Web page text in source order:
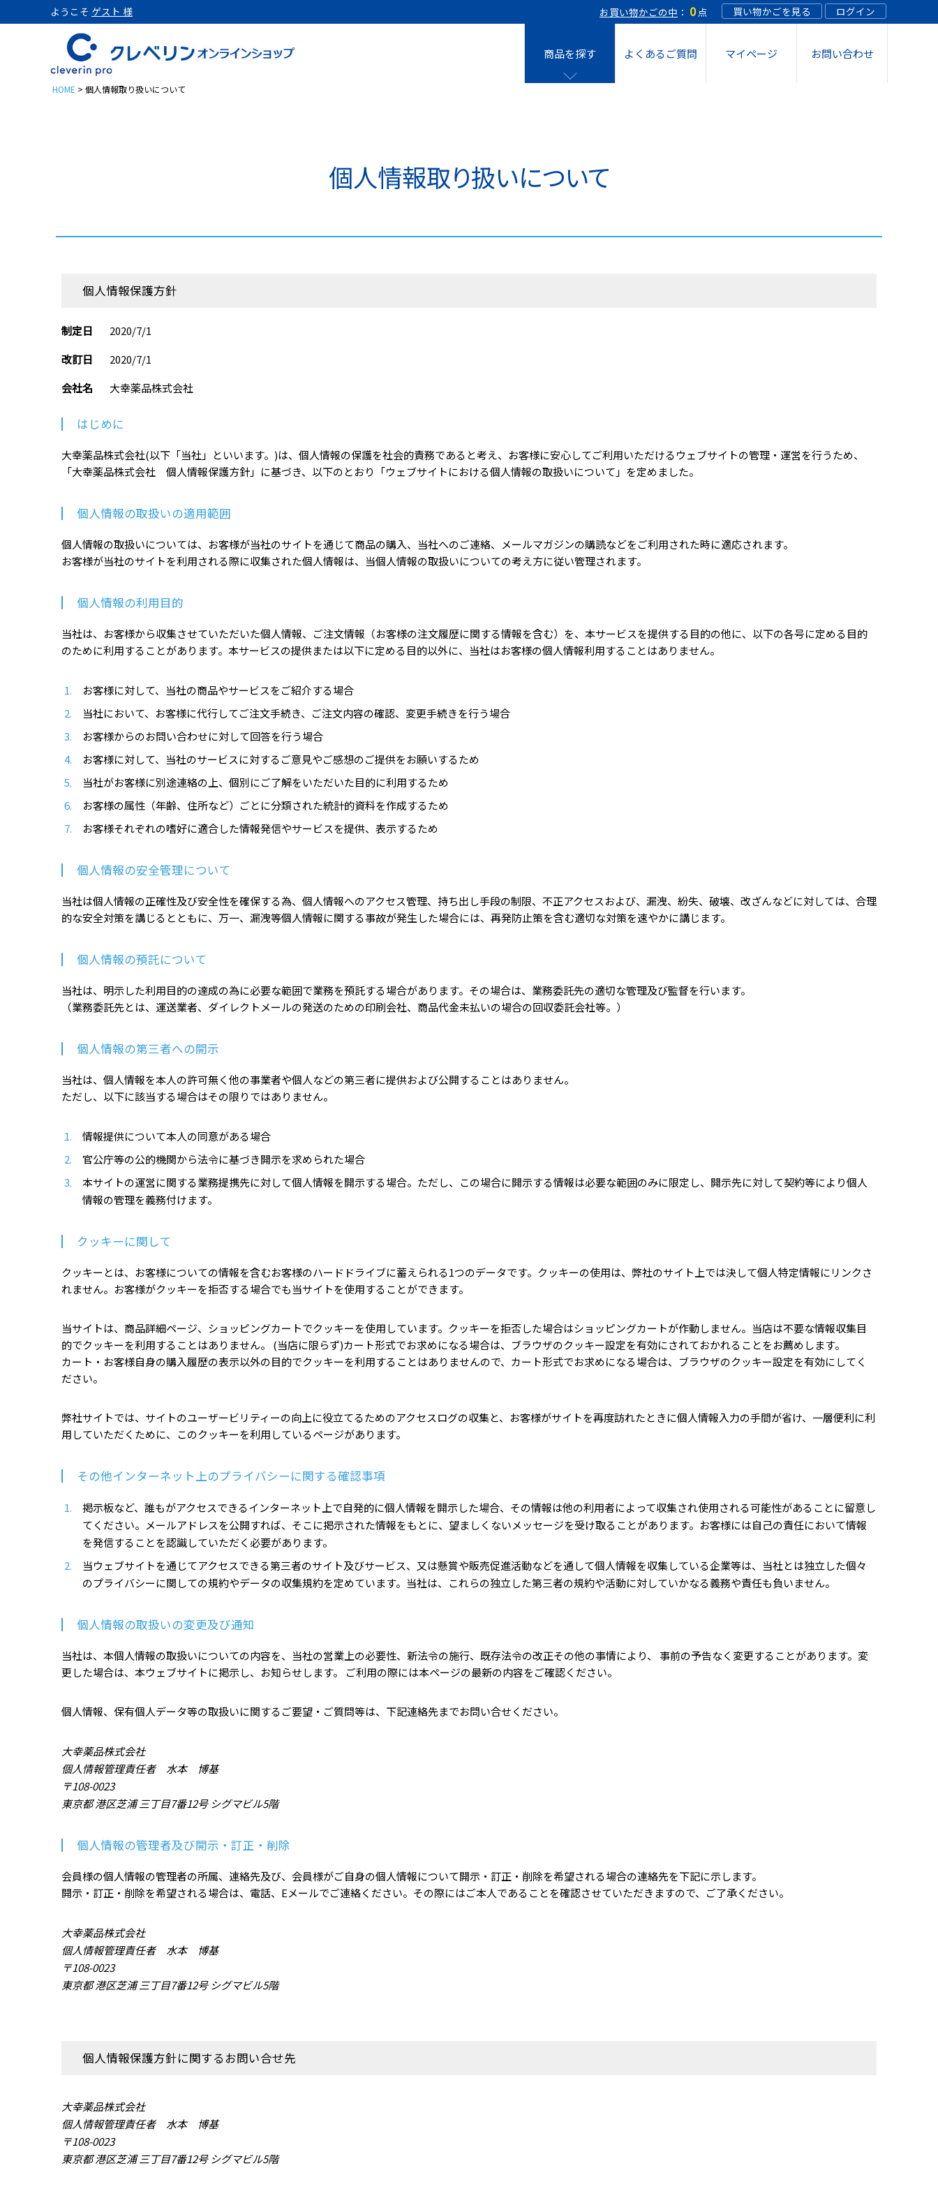
ようこそ ゲスト 様 お買い物かごの中 ： 0 点 買い物かごを見る ログイン
商品を探す
クレベリンpro 置き型 10㎡用 40個
クレベリンpro 置き型 20㎡用 8個
クレベリンpro 置き型 20㎡用 10個
クレベリンpro スプレー 18個
クレベリンpro 希釈溶液 10個
よくあるご質問 マイページ お問い合わせ
HOME 個人情報取り扱いについて
個人情報取り扱いについて
個人情報保護方針
制定日
2020/7/1
改訂日
2020/7/1
会社名
大幸薬品株式会社
はじめに
大幸薬品株式会社(以下「当社」といいます。)は、個人情報の保護を社会的責務であると考え、お客様に安心してご利用いただけるウェブサイトの管理・運営を行うため、
「大幸薬品株式会社 個人情報保護方針」に基づき、以下のとおり「ウェブサイトにおける個人情報の取扱いについて」を定めました。
個人情報の取扱いの適用範囲
個人情報の取扱いについては、お客様が当社のサイトを通じて商品の購入、当社へのご連絡、メールマガジンの購読などをご利用された時に適応されます。
お客様が当社のサイトを利用される際に収集された個人情報は、当個人情報の取扱いについての考え方に従い管理されます。
個人情報の利用目的
当社は、お客様から収集させていただいた個人情報、ご注文情報（お客様の注文履歴に関する情報を含む）を、本サービスを提供する目的の他に、以下の各号に定める目的
のために利用することがあります。本サービスの提供または以下に定める目的以外に、当社はお客様の個人情報利用することはありません。
お客様に対して、当社の商品やサービスをご紹介する場合
当社において、お客様に代行してご注文手続き、ご注文内容の確認、変更手続きを行う場合
お客様からのお問い合わせに対して回答を行う場合
お客様に対して、当社のサービスに対するご意見やご感想のご提供をお願いするため
当社がお客様に別途連絡の上、個別にご了解をいただいた目的に利用するため
お客様の属性（年齢、住所など）ごとに分類された統計的資料を作成するため
お客様それぞれの嗜好に適合した情報発信やサービスを提供、表示するため
個人情報の安全管理について
当社は個人情報の正確性及び安全性を確保する為、個人情報へのアクセス管理、持ち出し手段の制限、不正アクセスおよび、漏洩、紛失、破壊、改ざんなどに対しては、合理
的な安全対策を講じるとともに、万一、漏洩等個人情報に関する事故が発生した場合には、再発防止策を含む適切な対策を速やかに講じます。
個人情報の預託について
当社は、明示した利用目的の達成の為に必要な範囲で業務を預託する場合があります。その場合は、業務委託先の適切な管理及び監督を行います。
（業務委託先とは、運送業者、ダイレクトメールの発送のための印刷会社、商品代金未払いの場合の回収委託会社等。）
個人情報の第三者への開示
当社は、個人情報を本人の許可無く他の事業者や個人などの第三者に提供および公開することはありません。
ただし、以下に該当する場合はその限りではありません。
情報提供について本人の同意がある場合
官公庁等の公的機関から法令に基づき開示を求められた場合
本サイトの運営に関する業務提携先に対して個人情報を開示する場合。ただし、この場合に開示する情報は必要な範囲のみに限定し、開示先に対して契約等により個人
情報の管理を義務付けます。
クッキーに関して
クッキーとは、お客様についての情報を含むお客様のハードドライブに蓄えられる1つのデータです。クッキーの使用は、弊社のサイト上では決して個人特定情報にリンクさ
れません。お客様がクッキーを拒否する場合でも当サイトを使用することができます。
当サイトは、商品詳細ページ、ショッピングカートでクッキーを使用しています。クッキーを拒否した場合はショッピングカートが作動しません。当店は不要な情報収集目
的でクッキーを利用することはありません。 (当店に限らず)カート形式でお求めになる場合は、ブラウザのクッキー設定を有効にされておかれることをお薦めします。
カート・お客様自身の購入履歴の表示以外の目的でクッキーを利用することはありませんので、カート形式でお求めになる場合は、ブラウザのクッキー設定を有効にしてく
ださい。
弊社サイトでは、サイトのユーザービリティーの向上に役立てるためのアクセスログの収集と、お客様がサイトを再度訪れたときに個人情報入力の手間が省け、一層便利に利
用していただくために、このクッキーを利用しているページがあります。
その他インターネット上のプライバシーに関する確認事項
掲示板など、誰もがアクセスできるインターネット上で自発的に個人情報を開示した場合、その情報は他の利用者によって収集され使用される可能性があることに留意し
てください。メールアドレスを公開すれば、そこに掲示された情報をもとに、望ましくないメッセージを受け取ることがあります。お客様には自己の責任において情報
を発信することを認識していただく必要があります。
当ウェブサイトを通じてアクセスできる第三者のサイト及びサービス、又は懸賞や販売促進活動などを通して個人情報を収集している企業等は、当社とは独立した個々
のプライバシーに関しての規約やデータの収集規約を定めています。当社は、これらの独立した第三者の規約や活動に対していかなる義務や責任も負いません。
個人情報の取扱いの変更及び通知
当社は、本個人情報の取扱いについての内容を、当社の営業上の必要性、新法令の施行、既存法令の改正その他の事情により、 事前の予告なく変更することがあります。変
更した場合は、本ウェブサイトに掲示し、お知らせします。 ご利用の際には本ページの最新の内容をご確認ください。
個人情報、保有個人データ等の取扱いに関するご要望・ご質問等は、下記連絡先までお問い合せください。
大幸薬品株式会社
個人情報管理責任者 水本 博基
108-0023
東京都 港区芝浦 三丁目7番12号 シグマビル5階
個人情報の管理者及び開示・訂正・削除
会員様の個人情報の管理者の所属、連絡先及び、会員様がご自身の個人情報について開示・訂正・削除を希望される場合の連絡先を下記に示します。
開示・訂正・削除を希望される場合は、電話、Eメールでご連絡ください。その際にはご本人であることを確認させていただきますので、ご了承ください。
大幸薬品株式会社
個人情報管理責任者 水本 博基
108-0023
東京都 港区芝浦 三丁目7番12号 シグマビル5階
個人情報保護方針に関するお問い合せ先
大幸薬品株式会社
個人情報管理責任者 水本 博基
108-0023
東京都 港区芝浦 三丁目7番12号 シグマビル5階